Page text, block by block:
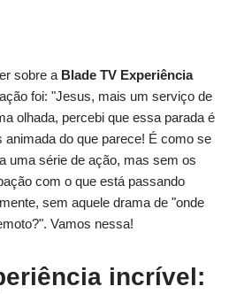
sobre a Blade TV Experiência
foi: "Jesus, mais um serviço de
olhada, percebi que essa parada é
animada do que parece! É como se
uma série de ação, mas sem os
com o que está passando
sem aquele drama de "onde
Vamos nessa!
incrível: